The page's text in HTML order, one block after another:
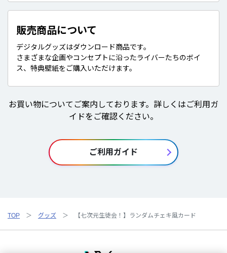
販売商品について
デジタルグッズはダウンロード商品です。
さまざまな企画やコンセプトに沿ったライバーたちのボイ
ス、特典壁紙をご購入いただけます。
お買い物についてご案内しております。詳しくはご利用ガ
イドをご確認ください。
ご利用ガイド
TOP グッズ 【七次元生徒会！】ランダムチェキ風カード